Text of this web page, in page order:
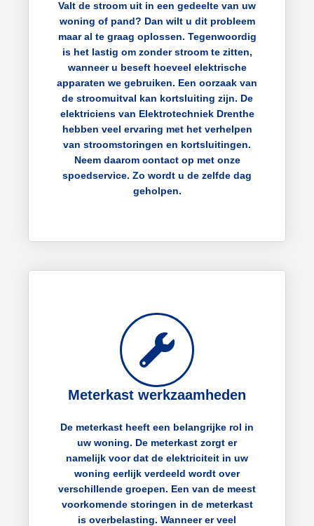
Valt de stroom uit in een gedeelte van uw
woning of pand? Dan wilt u dit probleem
maar al te graag oplossen. Tegenwoordig
is het lastig om zonder stroom te zitten,
wanneer u beseft hoeveel elektrische
apparaten we gebruiken. Een oorzaak van
de stroomuitval kan kortsluiting zijn. De
elektriciens van Elektrotechniek Drenthe
hebben veel ervaring met het verhelpen
van stroomstoringen en kortsluitingen.
Neem daarom contact op met onze
spoedservice. Zo wordt u de zelfde dag
geholpen.
Meterkast werkzaamheden
De meterkast heeft een belangrijke rol in
uw woning. De meterkast zorgt er
namelijk voor dat de elektriciteit in uw
woning eerlijk verdeeld wordt over
verschillende groepen. Een van de meest
voorkomende storingen in de meterkast
is overbelasting. Wanneer er veel